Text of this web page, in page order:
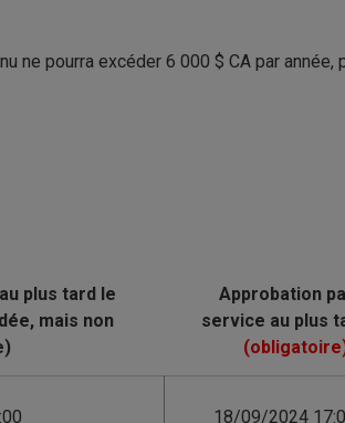
ne pourra excéder 6 000 $ CA par année,
18/09/2024